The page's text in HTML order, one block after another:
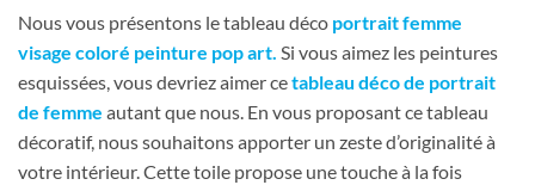
Nous vous présentons le tableau déco portrait femme
visage coloré peinture pop art. Si vous aimez les peintures
esquissées, vous devriez aimer cetableau déco de portrait
de femme autant que nous. En vous proposant ce tableau
décoratif, nous souhaitons apporter un zeste d’originalité à
votre intérieur. Cette toile propose une touche à la fois